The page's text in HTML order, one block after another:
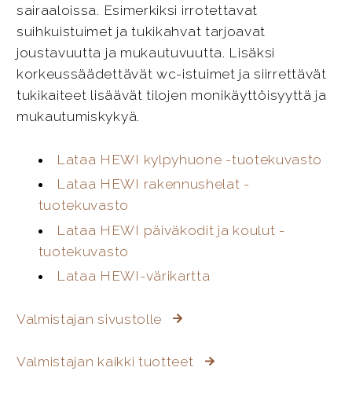
sairaaloissa. Esimerkiksi irrotettavat
suihkuistuimet ja tukikahvat tarjoavat
joustavuutta ja mukautuvuutta. Lisäksi
korkeussäädettävät wc-istuimet ja siirrettävät
tukikaiteet lisäävät tilojen monikäyttöisyyttä ja
mukautumiskykyä.
Lataa HEWI kylpyhuone -tuotekuvasto
Lataa HEWI rakennushelat -
tuotekuvasto
Lataa HEWI päiväkodit ja koulut -
tuotekuvasto
Lataa HEWI-värikartta
Valmistajan sivustolle
Valmistajan kaikki tuotteet